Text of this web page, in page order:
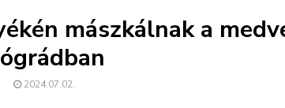
mászkálnak a
2024.07.02.